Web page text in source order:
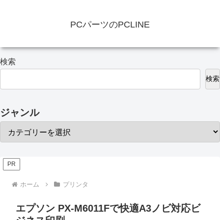
PCパーツのPCLINE
検索
検索
ジャンル
PR
ホーム プリンタ
エプソン PX-M6011Fで快適A3ノビ対応ビ